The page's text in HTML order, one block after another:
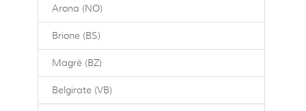
Arona (NO)
Brione (BS)
Magrè (BZ)
Belgirate (VB)